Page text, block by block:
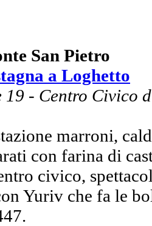
San Pietro
a Loghetto
- Centro Civico
marroni,
con farina di
civico,
Yuriv che fa le